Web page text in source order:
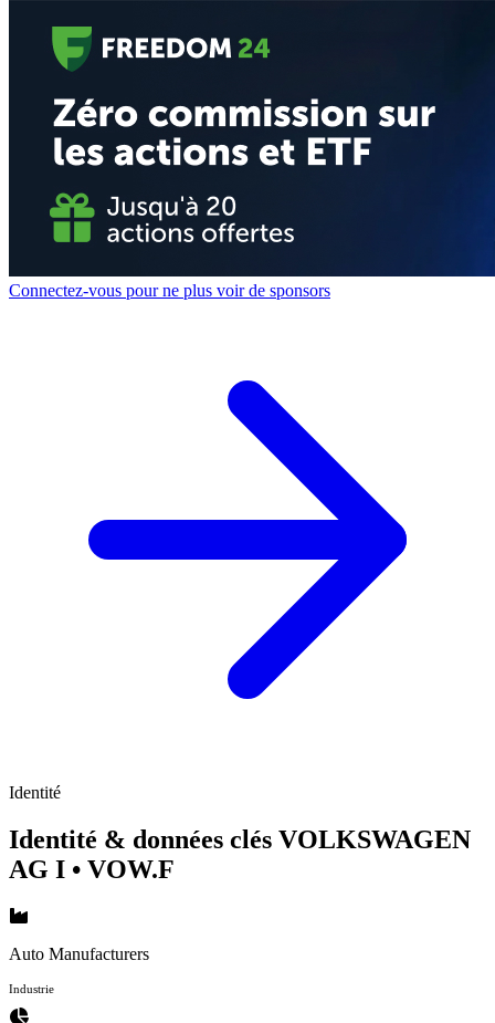
Connectez-vous pour ne plus voir de sponsors
Identité
Identité & données clés VOLKSWAGEN
AG I • VOW.F
Auto Manufacturers
Industrie